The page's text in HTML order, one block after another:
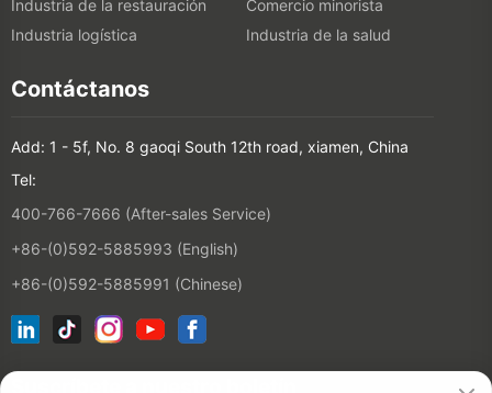
Industria de la restauración
Comercio minorista
Industria logística
Industria de la salud
Contáctanos
Add: 1 - 5f, No. 8 gaoqi South 12th road, xiamen, China
Tel:
400-766-7666 (After-sales Service)
+86-(0)592-5885993 (English)
+86-(0)592-5885991 (Chinese)